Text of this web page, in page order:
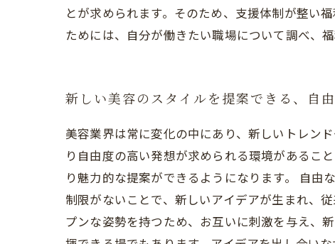
とが求められます。そのため、支援体制が整い
ためには、自分が働きたい職場について調べ、
新しい美容のスタイルを提案できる、自
美容業界は常に変化の中にあり、新しいトレン
り自由度の高い発想が求められる環境があるこ
り魅力的な提案ができるようになります。 自由
制限がないことで、新しいアイデアが生まれ、
プンな姿勢を持つため、お互いに刺激を与え、